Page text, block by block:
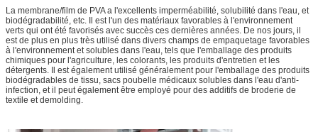
La membrane/film de PVA a l'excellents imperméabilité, solubilité dans l'eau, et
biodégradabilité, etc. Il est l'un des matériaux favorables à l'environnement
verts qui ont été favorisés avec succès ces dernières années. De nos jours, il
est de plus en plus très utilisé dans divers champs de empaquetage favorables
à l'environnement et solubles dans l'eau, tels que l'emballage des produits
chimiques pour l'agriculture, les colorants, les produits d'entretien et les
détergents. Il est également utilisé généralement pour l'emballage des produits
biodégradables de tissu, sacs poubelle médicaux solubles dans l'eau d'anti-
infection, et il peut également être employé pour des additifs de broderie de
textile et demolding.